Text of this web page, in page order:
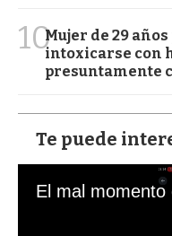
10Mujer de 29
intoxicarse con
presuntamente
Te puede